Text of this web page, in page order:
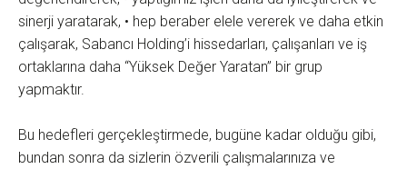
sinerji yaratarak, • hep beraber elele vererek ve daha etkin
çalışarak, Sabancı Holding’i hissedarları, çalışanları ve iş
ortaklarına daha “Yüksek Değer Yaratan” bir grup
yapmaktır.
Bu hedefleri gerçekleştirmede, bugüne kadar olduğu gibi,
bundan sonra da sizlerin özverili çalışmalarınıza ve